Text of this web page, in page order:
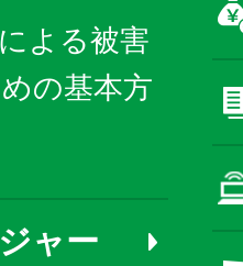
よる被害
の基本方
ャー